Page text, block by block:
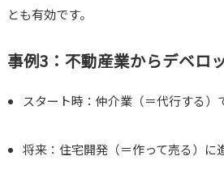
とも有効です。
事例3：不動産業からデベロ
スタート時：仲介業（＝代行する）
将来：住宅開発（＝作って売る）に